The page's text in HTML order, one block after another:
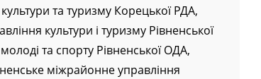
та туризму Корецької РДА,
культури і туризму Рівненської
молоді та спорту Рівненської ОДА,
міжрайонне управління